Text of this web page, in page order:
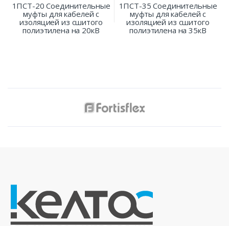
1ПСТ-20 Соединительные
муфты для кабелей с
изоляцией из сшитого
полиэтилена на 20кВ
1ПСТ-35 Соединительные
муфты для кабелей с
изоляцией из сшитого
полиэтилена на 35кВ